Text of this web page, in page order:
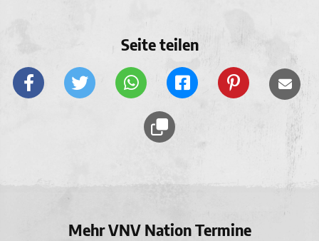
Seite teilen
Mehr VNV Nation Termine